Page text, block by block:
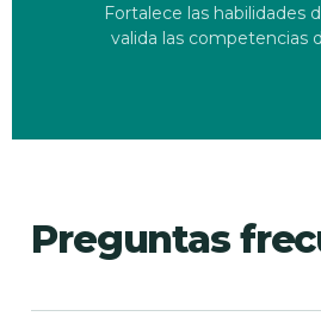
Fortalece las habilidades
valida las competencias
Preguntas